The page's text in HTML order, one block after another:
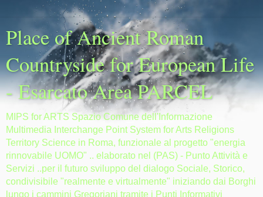
Place of Ancient Roman
Countryside for European Life
- Esarcato Area PARCEL
MIPS for ARTS Spazio Comune dell'Informazione
Multimedia Interchange Point System for Arts Religions
Territory Science in Roma, funzionale al progetto "energia
rinnovabile UOMO" .. elaborato nel (PAS) - Punto Attività e
Servizi ..per il futuro sviluppo del dialogo Sociale, Storico,
condivisibile "realmente e virtualmente" iniziando dai Borghi
lungo i cammini Gregoriani tramite i Punti Informativi